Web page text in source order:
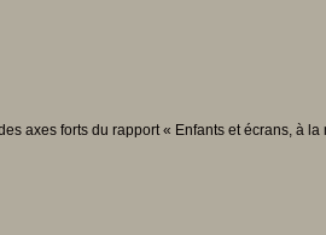
axes forts du rapport « Enfants et écrans, à